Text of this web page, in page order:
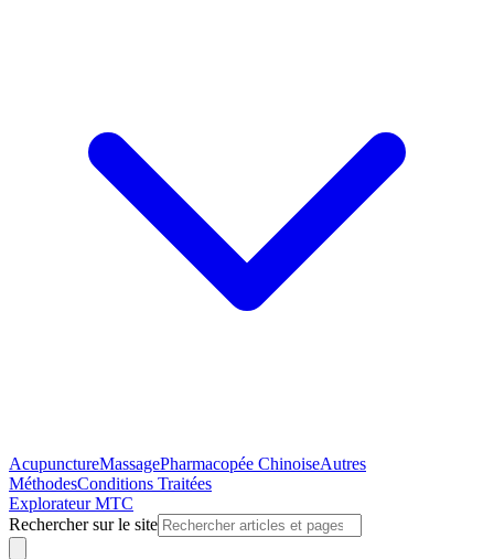
AcupunctureMassagePharmacopée ChinoiseAutres
MéthodesConditions Traitées
Explorateur MTC
Rechercher sur le site